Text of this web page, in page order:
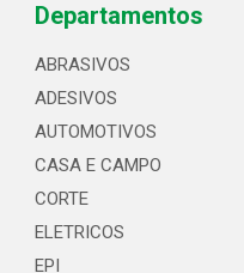
Departamentos
ABRASIVOS
ADESIVOS
AUTOMOTIVOS
CASA E CAMPO
CORTE
ELETRICOS
EPI